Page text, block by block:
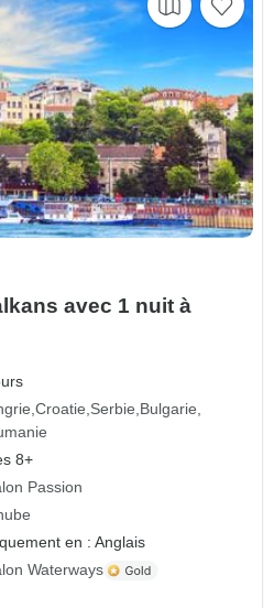
avec 1 nuit à
Croatie Serbie Bulgarie
8+
Passion
en : Anglais
Waterways